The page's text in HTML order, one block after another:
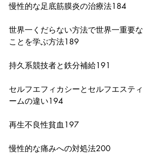
慢性的な足底筋膜炎の治療法184
世界一くだらない方法で世界一重要な
ことを学ぶ方法189
持久系競技者と鉄分補給191
セルフエフィカシーとセルフエスティ
ームの違い194
再生不良性貧血197
慢性的な痛みへの対処法200